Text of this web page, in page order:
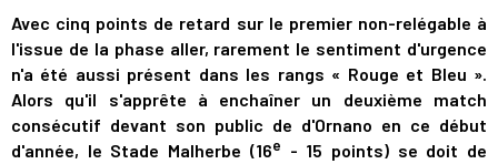
Avec cinq points de retard sur le premier non-relégable à
l'issue de la phase aller, rarement le sentiment d'urgence
n'a été aussi présent dans les rangs « Rouge et Bleu ».
Alors qu'il s'apprête à enchaîner un deuxième match
consécutif devant son public de d'Ornano en ce début
d'année, le Stade Malherbe (16e
- 15 points) se doit de